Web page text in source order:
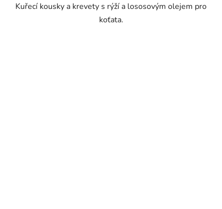
Kuřecí kousky a krevety s rýží a lososovým olejem pro
koťata.